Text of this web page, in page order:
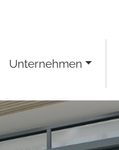
Unternehmen